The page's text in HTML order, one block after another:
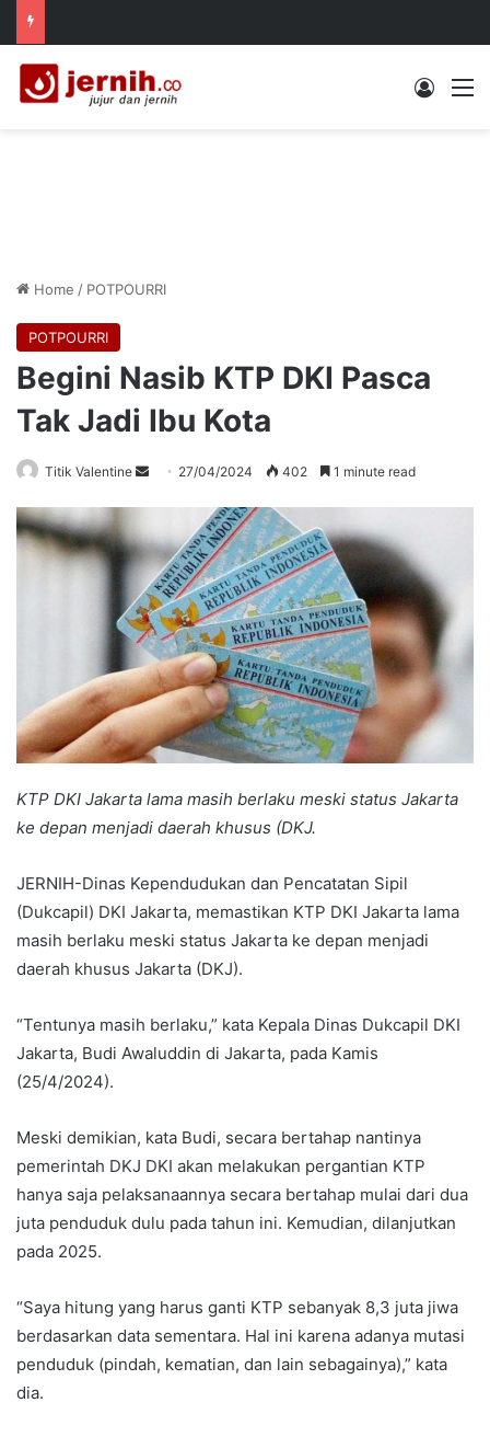
Log In
Home / POTPOURRI
POTPOURRI
Begini Nasib KTP DKI Pasca
Tak Jadi Ibu Kota
Titik Valentine
Send 27/04/2024 402 1 minute read
KTP DKI Jakarta lama masih berlaku meski status Jakarta
ke depan menjadi daerah khusus (DKJ.
JERNIH-Dinas Kependudukan dan Pencatatan Sipil
(Dukcapil) DKI Jakarta, memastikan KTP DKI Jakarta lama
masih berlaku meski status Jakarta ke depan menjadi
daerah khusus Jakarta (DKJ).
“Tentunya masih berlaku,” kata Kepala Dinas Dukcapil DKI
Jakarta, Budi Awaluddin di Jakarta, pada Kamis
(25/4/2024).
Meski demikian, kata Budi, secara bertahap nantinya
pemerintah DKJ DKI akan melakukan pergantian KTP
hanya saja pelaksanaannya secara bertahap mulai dari dua
juta penduduk dulu pada tahun ini. Kemudian, dilanjutkan
pada 2025.
“Saya hitung yang harus ganti KTP sebanyak 8,3 juta jiwa
berdasarkan data sementara. Hal ini karena adanya mutasi
penduduk (pindah, kematian, dan lain sebagainya),” kata
dia.